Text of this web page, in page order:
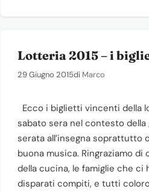
Lotteria 2015 – i
29 Giugno 2015di Marco
Ecco i biglietti vincenti della
sabato sera nel contesto della
serata all’insegna soprattutto
buona musica. Ringraziamo di
della cucina, le famiglie che ci
disparati compiti, e tutti